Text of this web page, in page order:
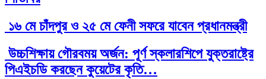
১৬ মে চাঁদপুর ও ২৫ মে ফেনী সফরে যাবেন প্রধানমন্ত্রী
উচ্চশিক্ষায় গৌরবময় অর্জন: পূর্ণ স্কলারশিপে যুক্তরাষ্ট্রে
পিএইচডি করছেন কুয়েটের কৃতি…